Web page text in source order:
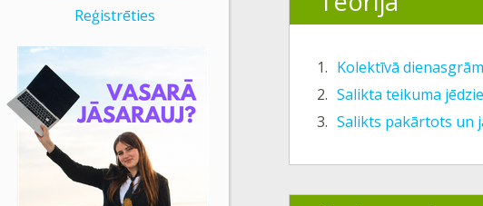
Reģistrēties
1. Kolektīvā
2. Salikta teikuma
3. Salikts pakārtots un